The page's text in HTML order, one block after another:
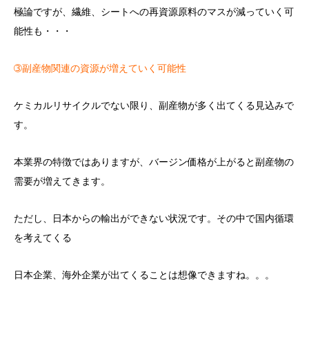
極論ですが、繊維、シートへの再資源原料のマスが減っていく可
能性も・・・
➂副産物関連の資源が増えていく可能性
ケミカルリサイクルでない限り、副産物が多く出てくる見込みで
す。
本業界の特徴ではありますが、バージン価格が上がると副産物の
需要が増えてきます。
ただし、日本からの輸出ができない状況です。その中で国内循環
を考えてくる
日本企業、海外企業が出てくることは想像できますね。。。